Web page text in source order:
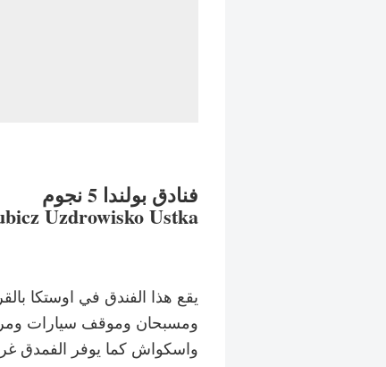
فنادق بولندا 5 نجوم
Uzdrowisko Ustka
يقع هذا الفندق في اوستكا
ومسبحان وموقف سيارات
واسكواش كما يوفر الفمدق